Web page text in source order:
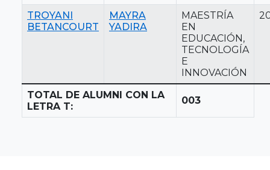
TROYANI
BETANCOURT
MAYRA
YADIRA
MAESTRÍA
EN
EDUCACIÓN,
TECNOLOGÍA
E
INNOVACIÓN
TOTAL DE ALUMNI CON LA
LETRA T:
003